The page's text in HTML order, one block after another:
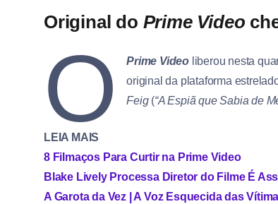
Original do Prime Video
O Prime Video liberou nesta
original da plataforma
Feig(“A Espiã que Sabia de
LEIA MAIS
8 Filmaços Para Curtir na Prime Video
Blake Lively Processa Diretor do Filme É
A Garota da Vez | A Voz Esquecida das